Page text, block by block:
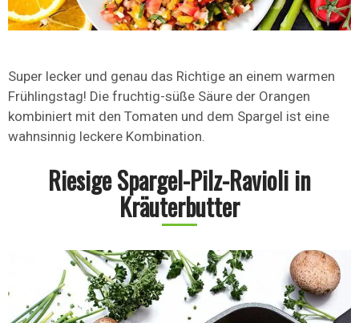
Super lecker und genau das Richtige an einem warmen
Frühlingstag! Die fruchtig-süße Säure der Orangen
kombiniert mit den Tomaten und dem Spargel ist eine
wahnsinnig leckere Kombination.
Riesige Spargel-Pilz-Ravioli in
Kräuterbutter